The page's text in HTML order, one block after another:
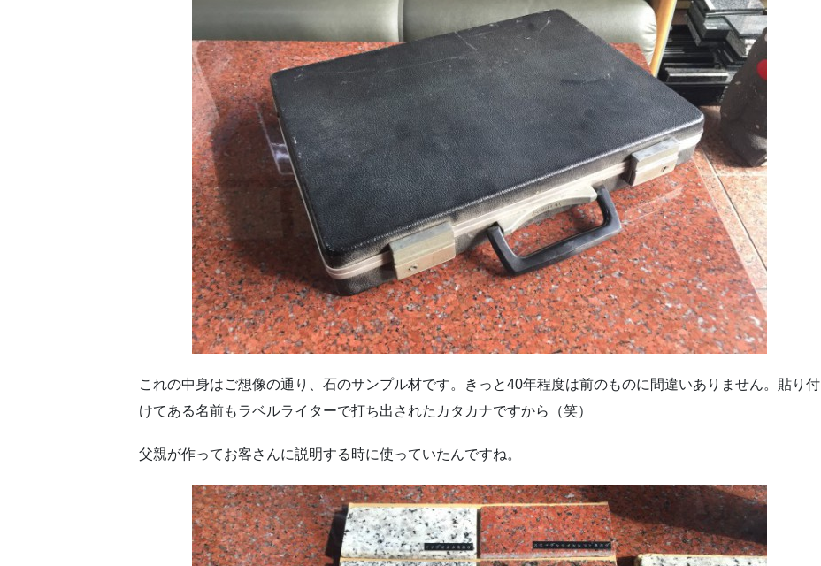
これの中身はご想像の通り、石のサンプル材です。きっと40年程度は前のものに間違いありません。貼り付
けてある名前もラベルライターで打ち出されたカタカナですから（笑）
父親が作ってお客さんに説明する時に使っていたんですね。